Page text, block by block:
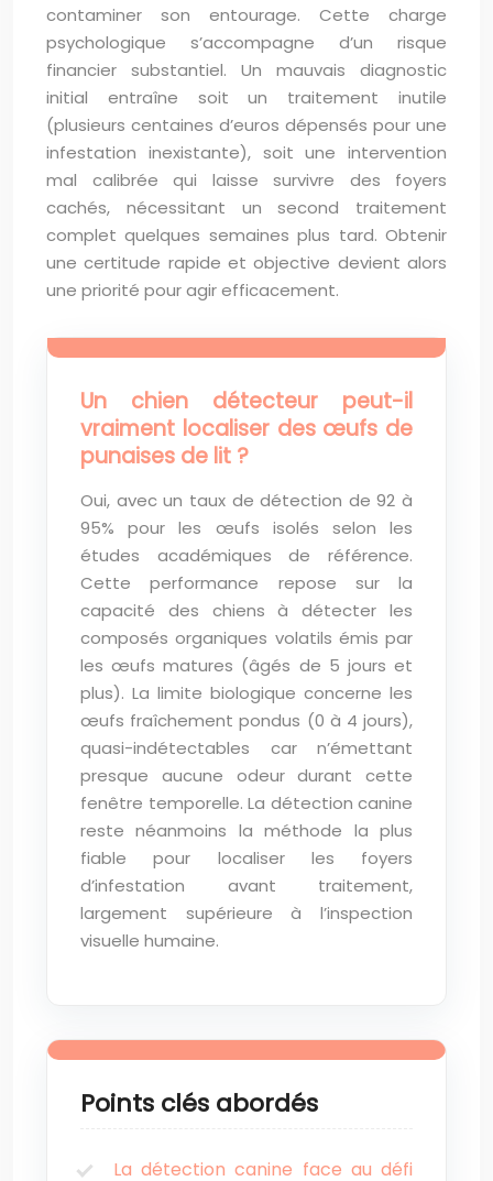
contaminer son entourage. Cette charge
psychologique s’accompagne d’un risque
financier substantiel. Un mauvais diagnostic
initial entraîne soit un traitement inutile
(plusieurs centaines d’euros dépensés pour une
infestation inexistante), soit une intervention
mal calibrée qui laisse survivre des foyers
cachés, nécessitant un second traitement
complet quelques semaines plus tard. Obtenir
une certitude rapide et objective devient alors
une priorité pour agir efficacement.
Un chien détecteur peut-il
vraiment localiser des œufs de
punaises de lit ?
Oui, avec un taux de détection de 92 à
95% pour les œufs isolés selon les
études académiques de référence.
Cette performance repose sur la
capacité des chiens à détecter les
composés organiques volatils émis par
les œufs matures (âgés de 5 jours et
plus). La limite biologique concerne les
œufs fraîchement pondus (0 à 4 jours),
quasi-indétectables car n’émettant
presque aucune odeur durant cette
fenêtre temporelle. La détection canine
reste néanmoins la méthode la plus
fiable pour localiser les foyers
d’infestation avant traitement,
largement supérieure à l’inspection
visuelle humaine.
Points clés abordés
La détection canine face au défi